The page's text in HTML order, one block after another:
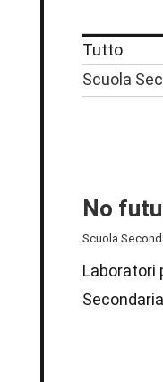
Tutto
Scuola
No
Scuola
Laboratori